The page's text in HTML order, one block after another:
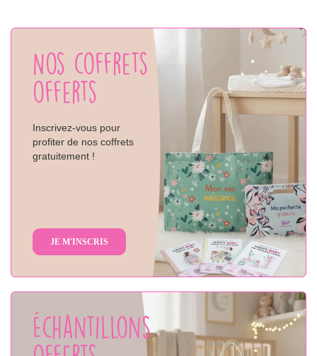
Nos coffrets
offerts
Inscrivez-vous pour
profiter de nos coffrets
gratuitement !
JE M'INSCRIS
Échantillons